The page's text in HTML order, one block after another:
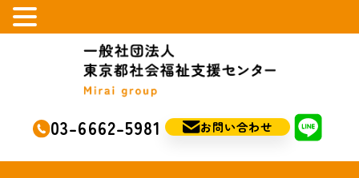
03-6662-5981 お問い合わせ